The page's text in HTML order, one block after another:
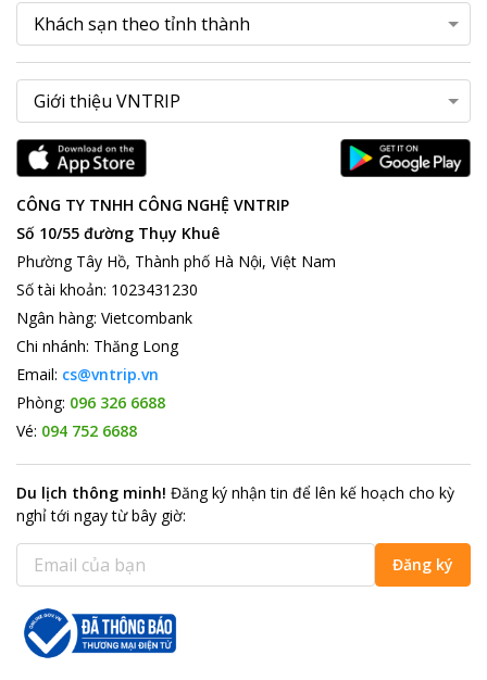
CÔNG TY TNHH CÔNG NGHỆ VNTRIP
Số 10/55 đường Thụy Khuê
Phường Tây Hồ, Thành phố Hà Nội, Việt Nam
Số tài khoản: 1023431230
Ngân hàng: Vietcombank
Chi nhánh: Thăng Long
Email: cs@vntrip.vn
Phòng: 096 326 6688
Vé: 094 752 6688
Du lịch thông minh! Đăng ký nhận tin để lên kế hoạch cho kỳ
nghỉ tới ngay từ bây giờ:
Đăng ký